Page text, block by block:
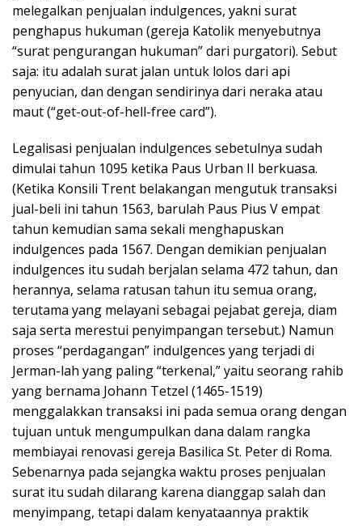
melegalkan penjualan indulgences, yakni surat
penghapus hukuman (gereja Katolik menyebutnya
“surat pengurangan hukuman” dari purgatori). Sebut
saja: itu adalah surat jalan untuk lolos dari api
penyucian, dan dengan sendirinya dari neraka atau
maut (“get-out-of-hell-free card”).
Legalisasi penjualan indulgences sebetulnya sudah
dimulai tahun 1095 ketika Paus Urban II berkuasa.
(Ketika Konsili Trent belakangan mengutuk transaksi
jual-beli ini tahun 1563, barulah Paus Pius V empat
tahun kemudian sama sekali menghapuskan
indulgences pada 1567. Dengan demikian penjualan
indulgences itu sudah berjalan selama 472 tahun, dan
herannya, selama ratusan tahun itu semua orang,
terutama yang melayani sebagai pejabat gereja, diam
saja serta merestui penyimpangan tersebut.) Namun
proses “perdagangan” indulgences yang terjadi di
Jerman-lah yang paling “terkenal,” yaitu seorang rahib
yang bernama Johann Tetzel (1465-1519)
menggalakkan transaksi ini pada semua orang dengan
tujuan untuk mengumpulkan dana dalam rangka
membiayai renovasi gereja Basilica St. Peter di Roma.
Sebenarnya pada sejangka waktu proses penjualan
surat itu sudah dilarang karena dianggap salah dan
menyimpang, tetapi dalam kenyataannya praktik